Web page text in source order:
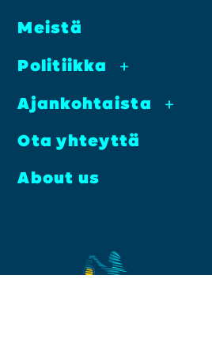
Meis­tä
Poli­tiik­ka
+
Ajan­koh­tais­ta +
Ota yhteyt­tä
About us